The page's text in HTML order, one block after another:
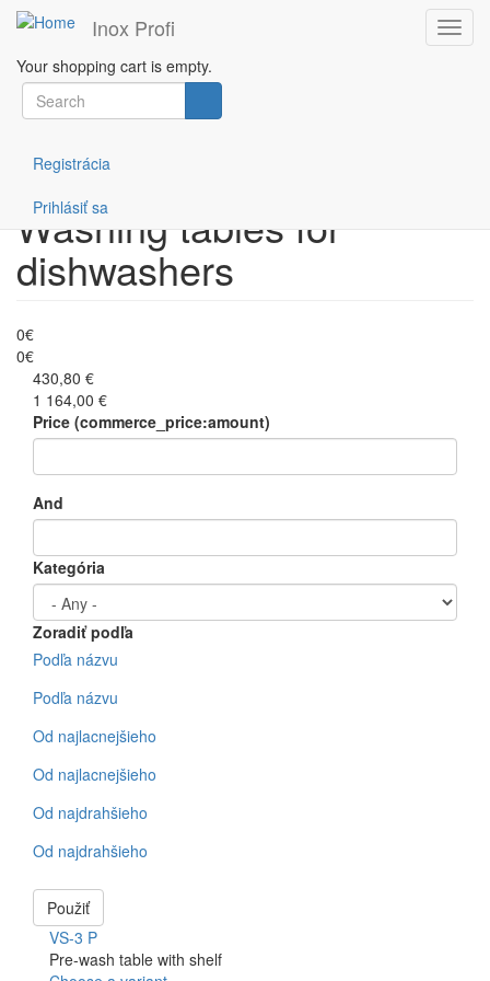
Skip
main
Inox Profi
Your shopping cart is empty.
Search
Registrácia
Prihlásiť sa
Filtruj podľa ceny
Washing tables for
dishwashers
0€
0€
430,80 €
1 164,00 €
Price (commerce_price:amount)
And
Kategória
Zoradiť podľa
Podľa názvu
Podľa názvu
Od najlacnejšieho
Od najlacnejšieho
Od najdrahšieho
Od najdrahšieho
Použiť
VS-3 P
Pre-wash table with shelf